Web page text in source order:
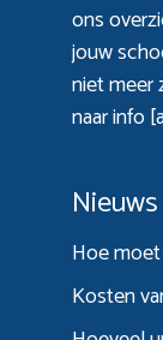
ons
jouw
niet meer
naar info
Hoe
Kosten